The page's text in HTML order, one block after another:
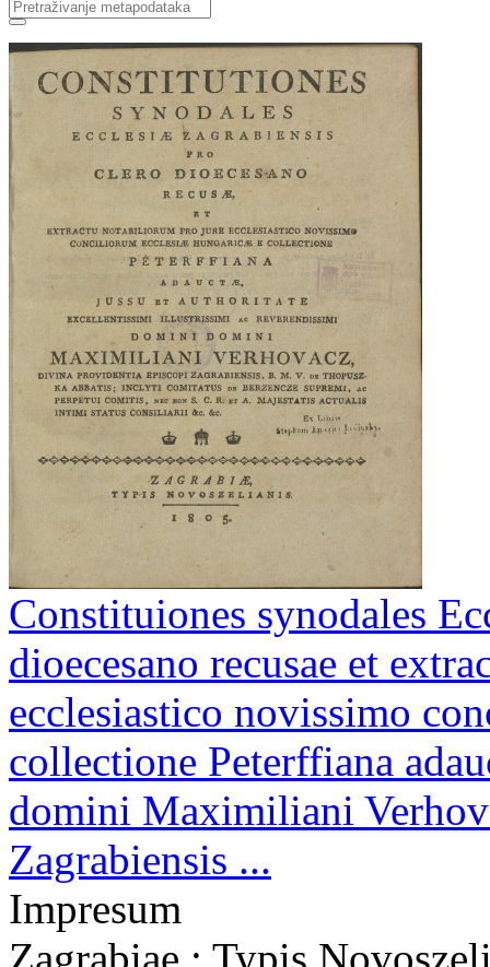
Constituiones synodales
dioecesano recusae et
ecclesiastico novissimo
collectione Peterffiana
domini Maximiliani
Zagrabiensis ...
Impresum